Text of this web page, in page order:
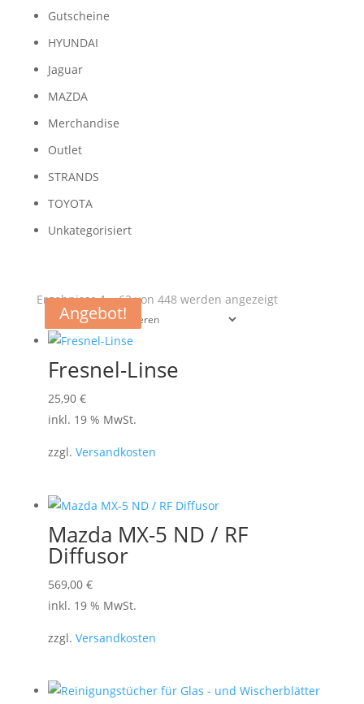
Gutscheine
HYUNDAI
Jaguar
MAZDA
Merchandise
Outlet
STRANDS
TOYOTA
Unkategorisiert
Ergebnisse 1 – 62 von 448 werden angezeigtNach
Fresnel-Linse
25,90 €
inkl. 19 % MwSt.
zzgl. Versandkosten
Mazda MX-5 ND / RF
Diffusor
569,00 €
inkl. 19 % MwSt.
zzgl. Versandkosten
Angebot!
Angebot!
Angebot!
Angebot!